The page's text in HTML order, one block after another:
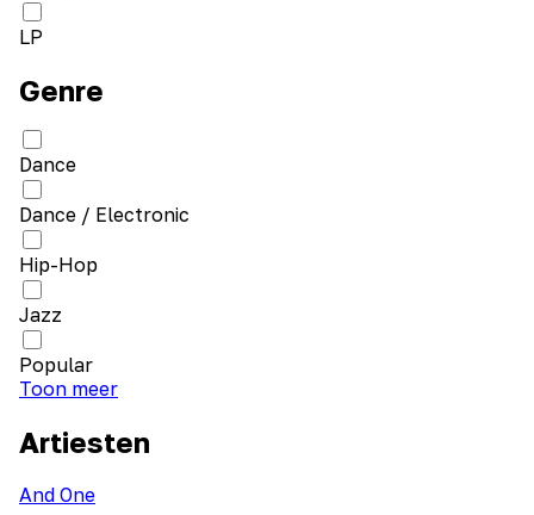
LP
Genre
Dance
Dance / Electronic
Hip-Hop
Jazz
Popular
Toon meer
Artiesten
And One